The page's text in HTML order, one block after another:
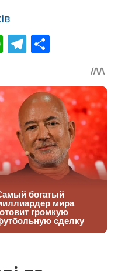
WhatsApp
Telegram